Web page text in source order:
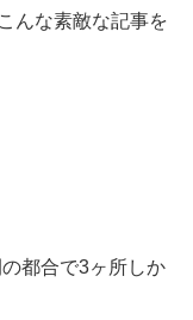
んな素敵な記事を
都合で3ヶ所しか